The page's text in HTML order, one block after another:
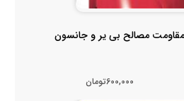
مصالح بی یر و جانسون
600,000تومان